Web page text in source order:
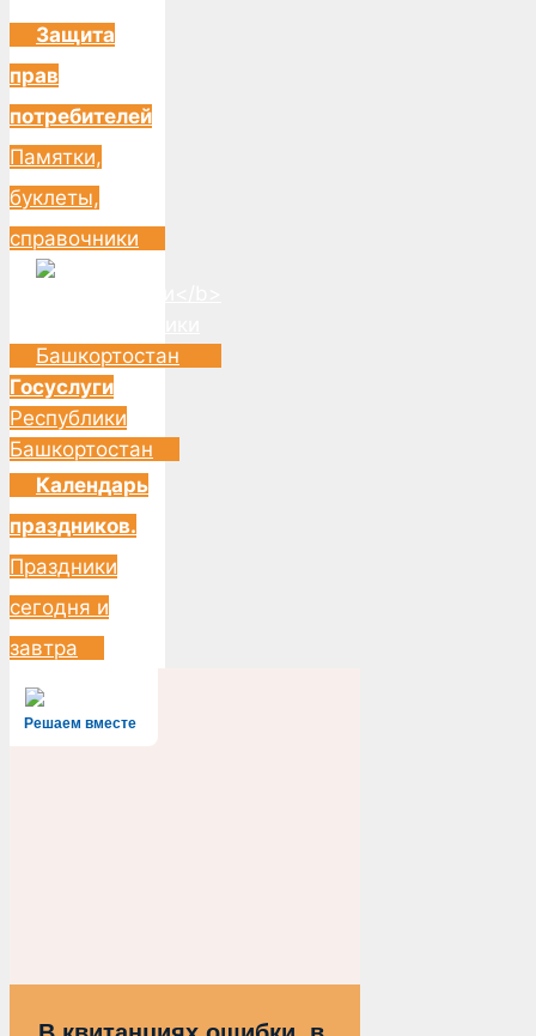
Защита
прав
потребителей
Памятки,
буклеты,
справочники
Госуслуги
Республики
Башкортостан
Календарь
праздников.
Праздники
сегодня и
завтра
Решаем вместе